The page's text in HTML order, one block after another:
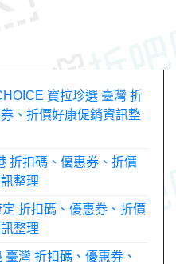
寶拉珍選 臺灣 折
、折價好康促銷資訊整
折扣碼、優惠券、折價
整理
折扣碼、優惠券、折價
整理
臺灣 折扣碼、優惠券、